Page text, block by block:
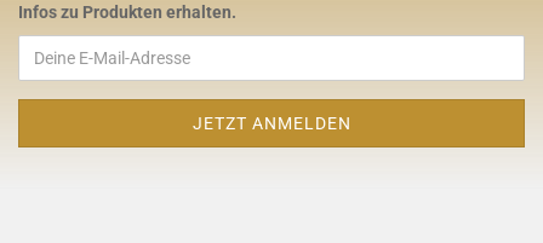
Infos zu Produkten erhalten.